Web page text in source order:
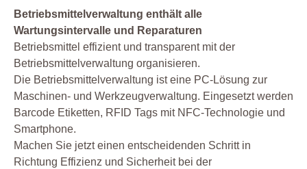
Betriebsmittelverwaltung enthält alle
Wartungsintervalle und Reparaturen
Betriebsmittel effizient und transparent mit der
Betriebsmittelverwaltung organisieren.
Die Betriebsmittelverwaltung ist eine PC-Lösung zur
Maschinen- und Werkzeugverwaltung. Eingesetzt werden
Barcode Etiketten, RFID Tags mit NFC-Technologie und
Smartphone.
Machen Sie jetzt einen entscheidenden Schritt in
Richtung Effizienz und Sicherheit bei der